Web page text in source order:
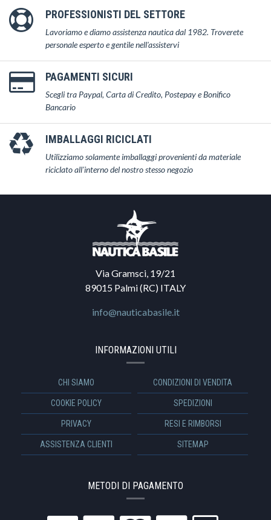
PROFESSIONISTI DEL SETTORE
Lavoriamo e diamo assistenza nautica dal 1982. Troverete
personale esperto e gentile nell'assistervi
PAGAMENTI SICURI
Scegli tra Paypal, Carta di Credito, Postepay e Bonifico
Bancario
IMBALLAGGI RICICLATI
Utilizziamo solamente imballaggi provenienti da materiale
riciclato all'interno del nostro stesso negozio
Via Gramsci, 19/21
89015 Palmi (RC) ITALY
info@nauticabasile.it
INFORMAZIONI UTILI
CHI SIAMO CONDIZIONI DI VENDITA
COOKIE POLICY SPEDIZIONI
PRIVACY RESI E RIMBORSI
ASSISTENZA CLIENTI SITEMAP
METODI DI PAGAMENTO